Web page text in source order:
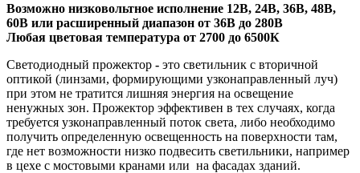
Возможно низковольтное исполнение 12В, 24В, 36В, 48В,
60В или расширенный диапазон от 36В до 280В
Любая цветовая температура от 2700 до 6500К
Светодиодный прожектор - это светильник с вторичной
оптикой (линзами, формирующими узконаправленный луч)
при этом не тратится лишняя энергия на освещение
ненужных зон. Прожектор эффективен в тех случаях, когда
требуется узконаправленный поток света, либо необходимо
получить определенную освещенность на поверхности там,
где нет возможности низко подвесить светильники, например
в цехе с мостовыми кранами или на фасадах зданий.